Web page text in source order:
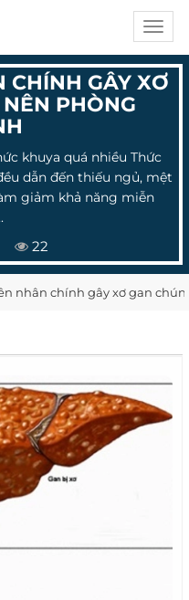
CHÍNH GÂY XƠ
PHÒNG
khuya quá nhiều Thức
dẫn đến thiếu ngủ, mệt
giảm khả năng miễn
22
nhân chính gây xơ gan